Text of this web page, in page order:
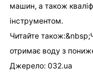
машин, а також
інструментом.
Читайте
отримає воду з
Джерело: 032.ua